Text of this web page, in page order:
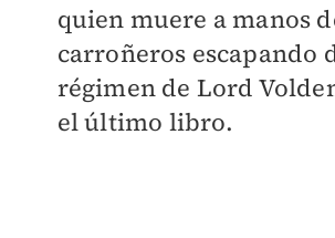
quien muere a manos
carroñeros escapando
régimen de Lord
el último libro.